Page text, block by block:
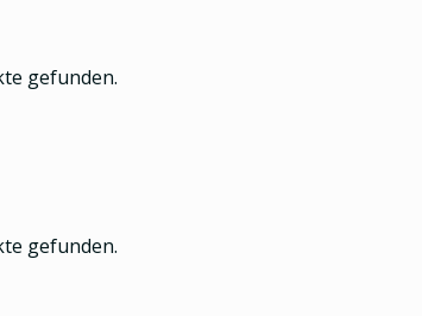
gefunden.
gefunden.